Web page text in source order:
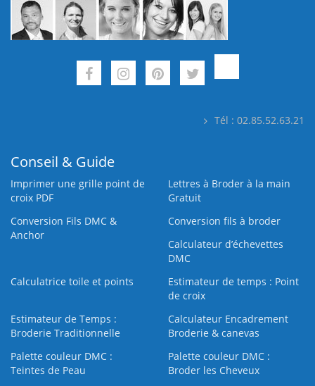
Tél : 02.85.52.63.21
Conseil & Guide
Imprimer une grille point de
croix PDF
Lettres à Broder à la main
Gratuit
Conversion Fils DMC &
Anchor
Conversion fils à broder
Calculateur d’échevettes
DMC
Calculatrice toile et points
Estimateur de temps : Point
de croix
Estimateur de Temps :
Broderie Traditionnelle
Calculateur Encadrement
Broderie & canevas
Palette couleur DMC :
Teintes de Peau
Palette couleur DMC :
Broder les Cheveux